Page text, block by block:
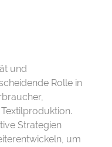
und
Rolle in
Strategien
um